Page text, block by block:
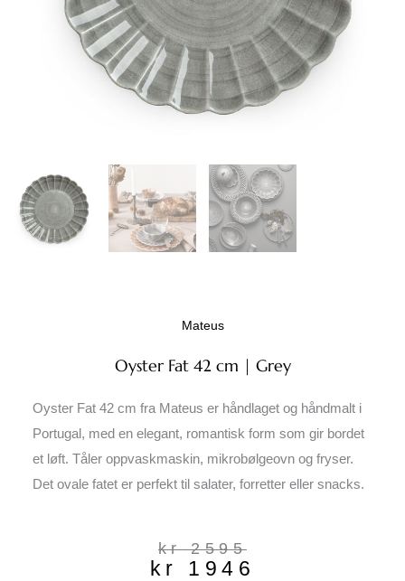
Mateus
Oyster Fat 42 cm | Grey
Oyster Fat 42 cm fra Mateus er håndlaget og håndmalt i
Portugal, med en elegant, romantisk form som gir bordet
et løft. Tåler oppvaskmaskin, mikrobølgeovn og fryser.
Det ovale fatet er perfekt til salater, forretter eller snacks.
kr2595
Opprinnelig
pris
kr 1946
Nåværende
pris